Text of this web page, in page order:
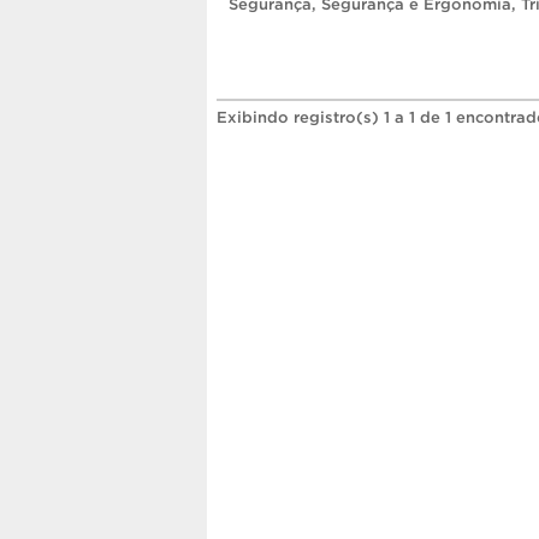
Segurança, Segurança e Ergonomia,
Exibindo registro(s) 1 a 1 de 1